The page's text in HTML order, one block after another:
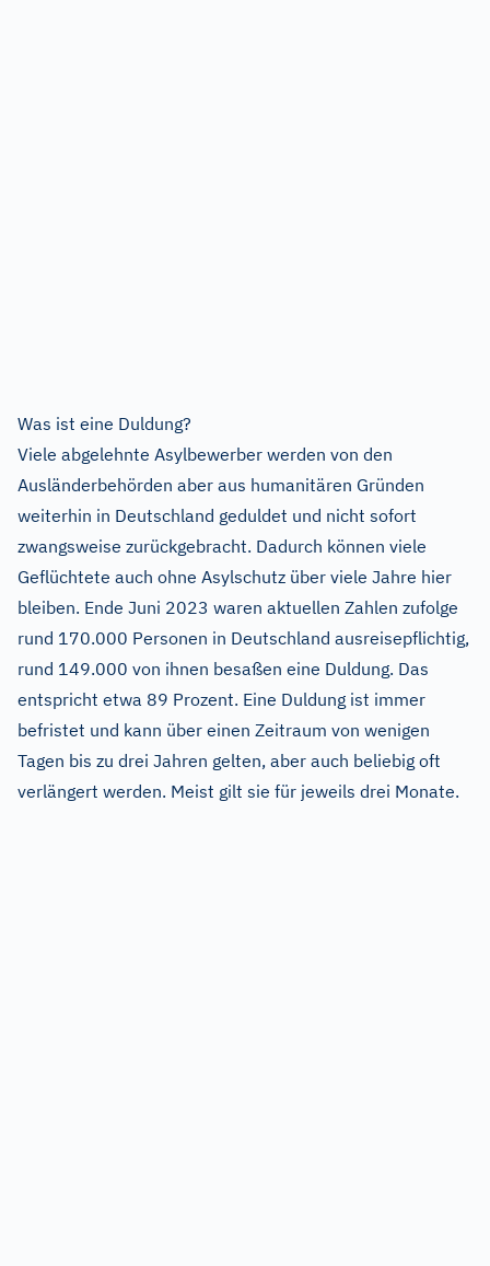
Was ist eine Duldung?
Viele abgelehnte Asylbewerber werden von den
Ausländerbehörden aber aus humanitären Gründen
weiterhin in Deutschland geduldet und nicht sofort
zwangsweise zurückgebracht. Dadurch können viele
Geflüchtete auch ohne Asylschutz über viele Jahre hier
bleiben. Ende Juni 2023 waren aktuellen Zahlen zufolge
rund 170.000 Personen in Deutschland ausreisepflichtig,
rund 149.000 von ihnen besaßen eine Duldung. Das
entspricht etwa 89 Prozent. Eine Duldung ist immer
befristet und kann über einen Zeitraum von wenigen
Tagen bis zu drei Jahren gelten, aber auch beliebig oft
verlängert werden. Meist gilt sie für jeweils drei Monate.